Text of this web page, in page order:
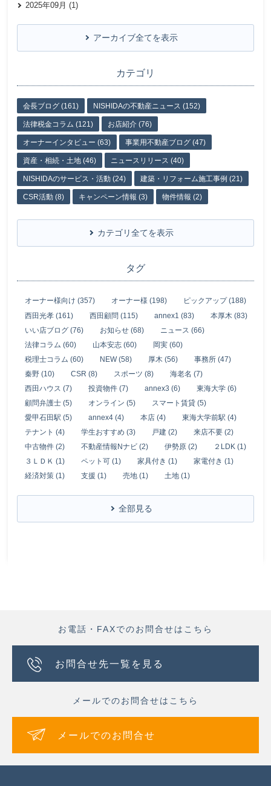
2025年09月 (1)
アーカイブ全てを表示
カテゴリ
会長ブログ (161) NISHIDAの不動産ニュース (152)
法律税金コラム (121) お店紹介 (76)
オーナーインタビュー (63) 事業用不動産ブログ (47)
資産・相続・土地 (46) ニュースリリース (40)
NISHIDAのサービス・活動 (24) 建築・リフォーム施工事例 (21)
CSR活動 (8) キャンペーン情報 (3) 物件情報 (2)
カテゴリ全てを表示
タグ
オーナー様向け (357) オーナー様 (198)
ピックアップ (188)
西田光孝 (161)
西田顧問 (115) annex1 (83)
本厚木 (83)
いい店ブログ (76)
お知らせ (68)
ニュース (66)
法律コラム (60)
山本安志 (60)
岡実 (60)
税理士コラム (60)
NEW (58) 厚木 (56)
事務所 (47)
秦野 (10)
CSR (8) スポーツ (8)
海老名 (7)
西田ハウス (7)
投資物件 (7) annex3 (6)
東海大学 (6)
顧問弁護士 (5)
オンライン (5)
スマート賃貸 (5)
愛甲石田駅 (5)
annex4 (4) 本店 (4)
東海大学前駅 (4)
テナント (4)
学生おすすめ (3) 戸建 (2)
来店不要 (2)
中古物件 (2)
不動産情報Nナビ (2) 伊勢原 (2)
２LDK (1)
３ＬＤＫ (1)
ペット可 (1) 家具付き (1)
家電付き (1)
経済対策 (1)
支援 (1) 売地 (1) 土地 (1)
全部見る
お電話・FAXでのお問合せはこちら
お問合せ先一覧を見る
メールでのお問合せはこちら
メールでのお問合せ